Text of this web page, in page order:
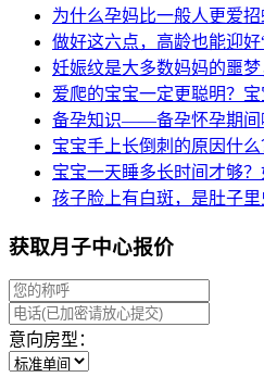
为什么孕妈比一般人更爱招
做好这六点，高龄也能迎好
妊娠纹是大多数妈妈的噩梦
爱爬的宝宝一定更聪明？宝
备孕知识——备孕怀孕期间
宝宝手上长倒刺的原因什么
宝宝一天睡多长时间才够？
孩子脸上有白斑，是肚子里
获取月子中心报价
意向房型：